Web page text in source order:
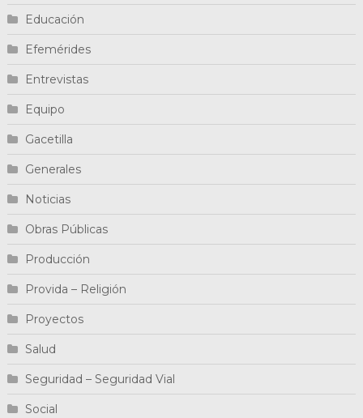
Educación
Efemérides
Entrevistas
Equipo
Gacetilla
Generales
Noticias
Obras Públicas
Producción
Provida – Religión
Proyectos
Salud
Seguridad – Seguridad Vial
Social